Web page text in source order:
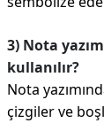
3) Nota
kullanılır?
Nota
çizgiler ve